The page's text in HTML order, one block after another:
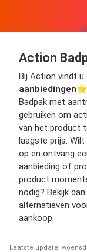
Action
Bij Action vindt u
aanbiedingen
Badpak met
gebruiken om
van het product
laagste prijs.
op en ontvang
aanbieding of
product
nodig? Bekijk
alternatieven
aankoop.
Laatste update: